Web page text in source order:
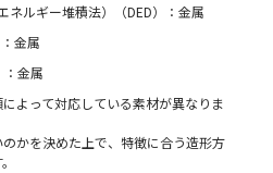
ルギー堆積法）（DED）：金属
金属
金属
よって対応している素材が異なりま
かを決めた上で、特徴に合う造形方